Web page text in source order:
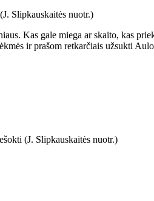
Kas gale miega ar skaito, kas
ir prašom retkarčiais užsukti